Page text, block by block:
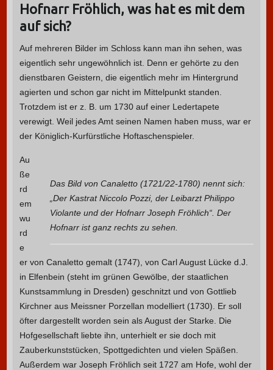
Hofnarr Fröhlich, was hat es mit dem
auf sich?
Auf mehreren Bilder im Schloss kann man ihn sehen, was
eigentlich sehr ungewöhnlich ist. Denn er gehörte zu den
dienstbaren Geistern, die eigentlich mehr im Hintergrund
agierten und schon gar nicht im Mittelpunkt standen.
Trotzdem ist er z. B. um 1730 auf einer Ledertapete
verewigt. Weil jedes Amt seinen Namen haben muss, war er
der Königlich-Kurfürstliche Hoftaschenspieler.
Das Bild von Canaletto (1721/22-1780) nennt sich:
„Der Kastrat Niccolo Pozzi, der Leibarzt Philippo
Violante und der Hofnarr Joseph Fröhlich“. Der
Hofnarr ist ganz rechts zu sehen.
Au
ße
rd
em
wu
rd
e
er von Canaletto gemalt (1747), von Carl August Lücke d.J.
in Elfenbein (steht im grünen Gewölbe, der staatlichen
Kunstsammlung in Dresden) geschnitzt und von Gottlieb
Kirchner aus Meissner Porzellan modelliert (1730). Er soll
öfter dargestellt worden sein als August der Starke. Die
Hofgesellschaft liebte ihn, unterhielt er sie doch mit
Zauberkunststücken, Spottgedichten und vielen Späßen.
Außerdem war Joseph Fröhlich seit 1727 am Hofe, wohl der